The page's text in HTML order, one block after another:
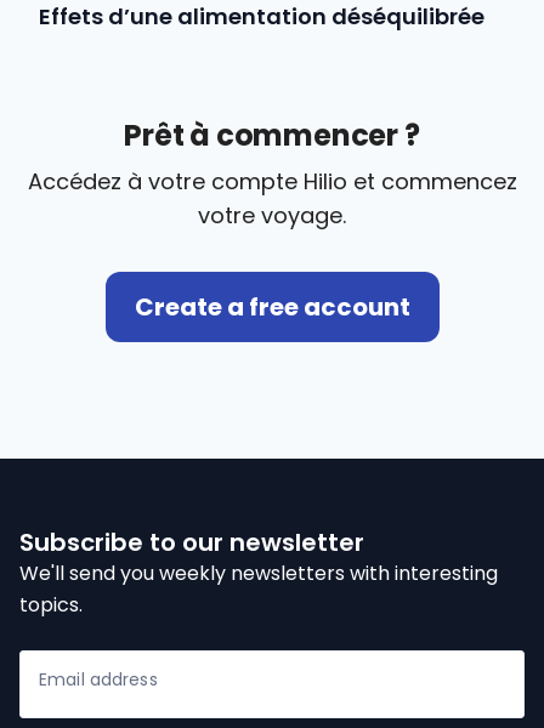
Effets d’une alimentation déséquilibrée
Prêt à commencer ?
Accédez à votre compte Hilio et commencez
votre voyage.
Create a free account
Subscribe to our newsletter
We'll send you weekly newsletters with interesting
topics.
Email address